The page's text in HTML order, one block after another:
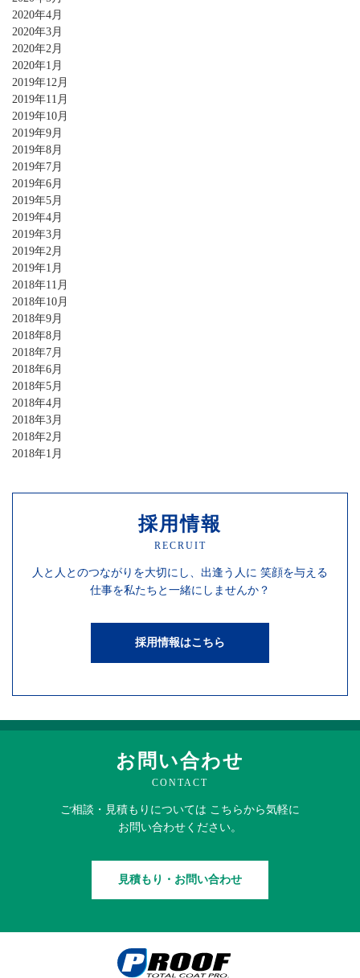
2020年4月
2020年3月
2020年2月
2020年1月
2019年12月
2019年11月
2019年10月
2019年9月
2019年8月
2019年7月
2019年6月
2019年5月
2019年4月
2019年3月
2019年2月
2019年1月
2018年11月
2018年10月
2018年9月
2018年8月
2018年7月
2018年6月
2018年5月
2018年4月
2018年3月
2018年2月
2018年1月
採用情報
RECRUIT
人と人とのつながりを大切にし、 出逢う人に 笑顔を与える
仕事を私たちと一緒にしませんか？
採用情報はこちら
お問い合わせ
CONTACT
ご相談・見積もりについては こちらから気軽に
お問い合わせください。
見積もり・お問い合わせ